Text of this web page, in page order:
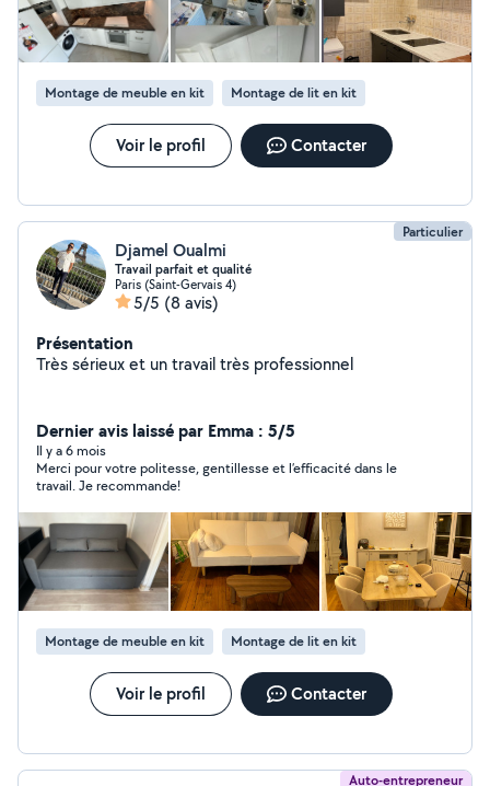
confiance avec plusieurs années d'expérience Service
disponible 7j/7 pour vos urgences Nous intervenons à
Paris et dans les environs îles de France
Montage de meuble en kit Montage de lit en kit
Voir le profil Contacter
Particulier
Djamel Oualmi
Travail parfait et qualité
Paris (Saint-Gervais 4)
5/5 (8 avis)
Présentation
Très sérieux et un travail très professionnel
Dernier avis laissé par Emma : 5/5
Il y a 6 mois
Merci pour votre politesse, gentillesse et l’efficacité dans le
travail. Je recommande!
Montage de meuble en kit Montage de lit en kit
Voir le profil Contacter
Auto-entrepreneur